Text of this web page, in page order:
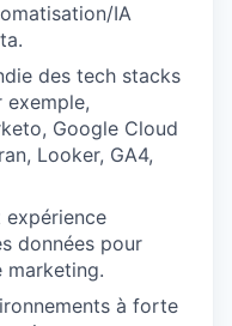
IA
des tech stacks
exemple,
Google Cloud
Looker, GA4,
expérience
données pour
marketing.
à forte